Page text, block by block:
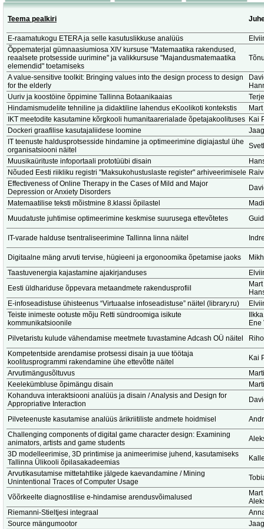
Teema pealkiri
E-raamatukogu ETERA ja selle kasutuslikkuse analüüs
Õppematerjal gümnaasiumiosa XIV kursuse "Matemaatika rakendused,
reaalsete protsesside uurimine" ja valikkursuse "Majandusmatemaatika
elemendid" toetamiseks
A value-sensitive toolkit: Bringing values into the design process to design
for the elderly
Uuriv ja koostöine õppimine Tallinna Botaanikaaias
Hindamismudelite tehniline ja didaktiline lahendus eKoolikoti kontekstis
IKT meetodite kasutamine kõrgkooli humanitaarerialade õpetajakoolituses Kai
Dockeri graafilise kasutajaliidese loomine
IT teenuste haldusprotsesside hindamine ja optimeerimine digiajastul ühe
organisatsiooni näitel
Muusikaürituste infoportaali prototüübi disain
Nõuded Eesti riikliku registri "Maksukohustuslaste register" arhiveerimisele
Effectiveness of Online Therapy in the Cases of Mild and Major
Depression or Anxiety Disorders
Matemaatilise teksti mõistmine 8.klassi õpilastel
Muudatuste juhtimise optimeerimine keskmise suurusega ettevõtetes
IT-varade halduse tsentraliseerimine Tallinna linna näitel
Digitaalne mäng arvuti tervise, hügieeni ja ergonoomika õpetamise jaoks
Taastuvenergia kajastamine ajakirjanduses
Eesti üldhariduse õppevara metaandmete rakendusprofiil
E-infoseadistuse ühisteenus “Virtuaalse infoseadistuse” näitel (library.ru)
Teiste inimeste ootuste mõju Retti sündroomiga isikute
kommunikatsioonile
Ene
Pilvetaristu kulude vähendamise meetmete tuvastamine Adcash OÜ näitel
Kompetentside arendamise protsessi disain ja uue töötaja
koolitusprogrammi rakendamine ühe ettevõtte näitel
Kai
Arvutimängusõltuvus
Keelekümbluse õpimängu disain
Kohanduva interaktsiooni analüüs ja disain / Analysis and Design for
Appropriative Interaction
Pilveteenuste kasutamise analüüs ärikriitiliste andmete hoidmisel
Challenging components of digital game character design: Examining
animators, artists and game students
3D modelleerimise, 3D printimise ja animeerimise juhend, kasutamiseks
Tallinna Ülikooli õpilasakadeemias
Arvutikasutamise mittetahtlike jälgede kaevandamine / Mining
Unintentional Traces of Computer Usage
Võõrkeelte diagnostilise e-hindamise arendusvõimalused
Riemanni-Stieltjesi integraal
Source mängumootor